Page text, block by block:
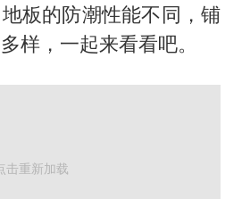
板的防潮性能不同，铺
样，一起来看看吧。